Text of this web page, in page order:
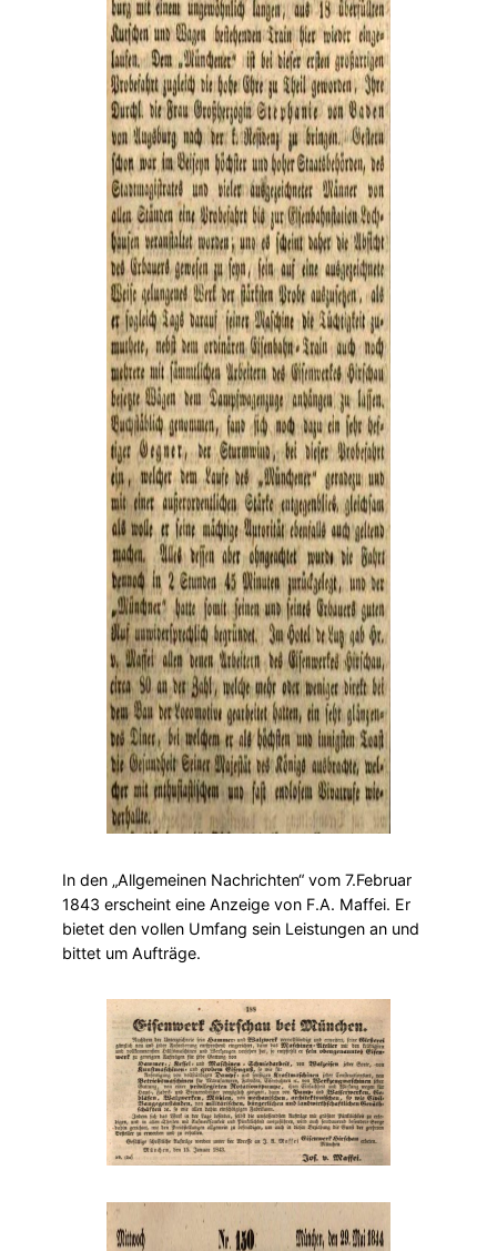
In den „Allgemeinen Nachrichten“ vom 7.Februar
1843 erscheint eine Anzeige von F.A. Maffei. Er
bietet den vollen Umfang sein Leistungen an und
bittet um Aufträge.